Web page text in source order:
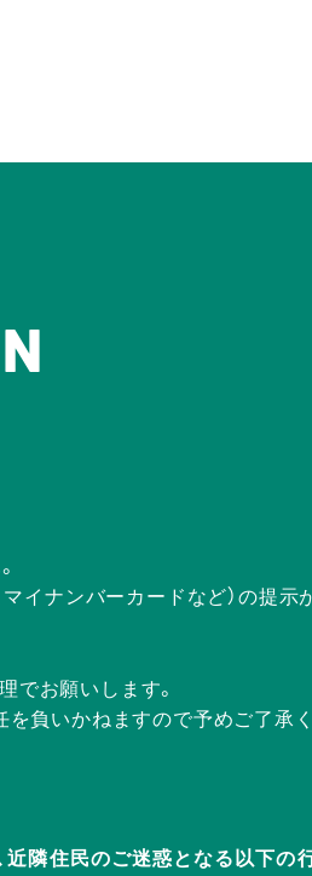
イナンバーカードなど）の提示
でお願いします。
を負いかねますので予めご了承く
隣住民のご迷惑となる以下の